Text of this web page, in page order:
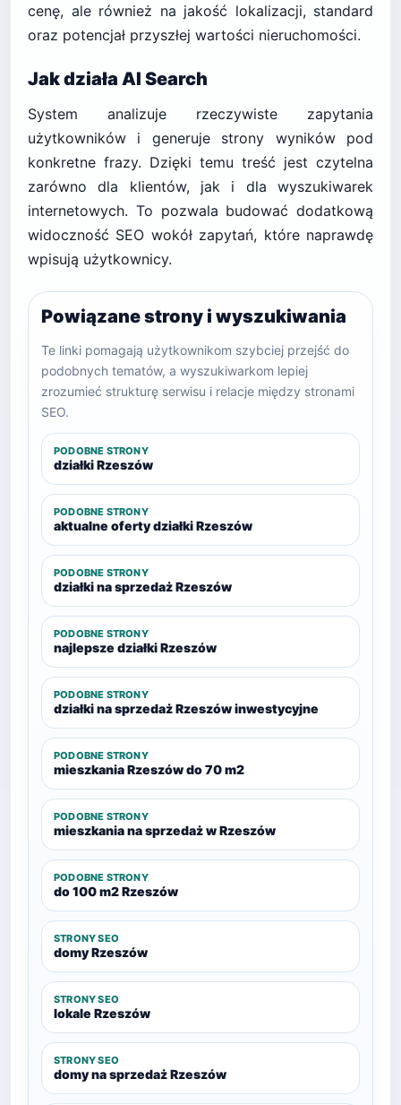
cenę, ale również na jakość lokalizacji, standard
oraz potencjał przyszłej wartości nieruchomości.
Jak działa AI Search
System analizuje rzeczywiste zapytania
użytkowników i generuje strony wyników pod
konkretne frazy. Dzięki temu treść jest czytelna
zarówno dla klientów, jak i dla wyszukiwarek
internetowych. To pozwala budować dodatkową
widoczność SEO wokół zapytań, które naprawdę
wpisują użytkownicy.
Powiązane strony i wyszukiwania
Te linki pomagają użytkownikom szybciej przejść do
podobnych tematów, a wyszukiwarkom lepiej
zrozumieć strukturę serwisu i relacje między stronami
SEO.
PODOBNE STRONY
działki Rzeszów
PODOBNE STRONY
aktualne oferty działki Rzeszów
PODOBNE STRONY
działki na sprzedaż Rzeszów
PODOBNE STRONY
najlepsze działki Rzeszów
PODOBNE STRONY
działki na sprzedaż Rzeszów inwestycyjne
PODOBNE STRONY
mieszkania Rzeszów do 70 m2
PODOBNE STRONY
mieszkania na sprzedaż w Rzeszów
PODOBNE STRONY
do 100 m2 Rzeszów
STRONY SEO
domy Rzeszów
STRONY SEO
lokale Rzeszów
STRONY SEO
domy na sprzedaż Rzeszów